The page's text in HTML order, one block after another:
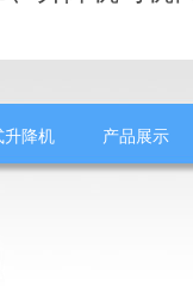
升降机 产品展示